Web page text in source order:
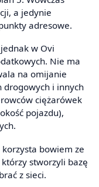
a jedynie
adresowe.
w Ovi
Nie ma
na omijanie
drogowych i innych
ciężarówek
pojazdu),
bowiem ze
stworzyli bazę
z sieci.